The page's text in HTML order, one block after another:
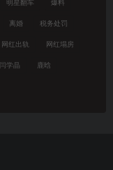
明星翻车 爆料
离婚 税务处罚
网红出轨 网红塌房
闫学晶 鹿晗